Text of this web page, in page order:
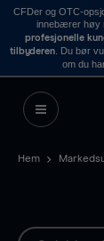
CFDer og OTC-
innebærer høy
profesjonelle
tilbyderen . Du bør
om du
Hem